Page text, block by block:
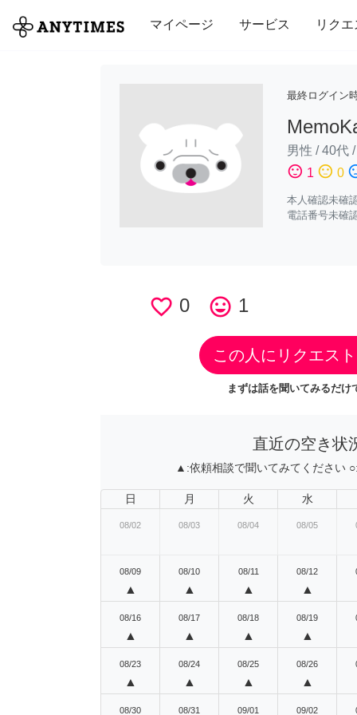
マイページ サービス リクエ
全て 修理・組立 家事 引っ越し
最終ログイン
男性 /40代 /
sentiment_satisfied 1 sentiment_neutral 0
本人確認未確
電話番号未確
favorite_border 0 tag_faces 1
この人にリクエス
まずは話を聞いてみるだけ
直近の空き状
▲:依頼相談で聞いてみてください ○:
日 月 火 水
08/02 08/03 08/04 08/05
08/09
▲
08/10
▲
08/11
▲
08/12
▲
08/16
▲
08/17
▲
08/18
▲
08/19
▲
08/23
▲
08/24
▲
08/25
▲
08/26
▲
08/30 08/31 09/01 09/02